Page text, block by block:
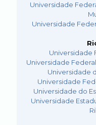
Universidade
Universidade
Universidade
Universidade
Universidade
Universidade
Universidade do
Universidade